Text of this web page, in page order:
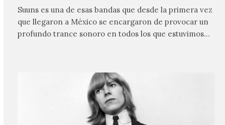
Suuns es una de esas bandas que desde la primera vez
que llegaron a México se encargaron de provocar un
profundo trance sonoro en todos los que estuvimos